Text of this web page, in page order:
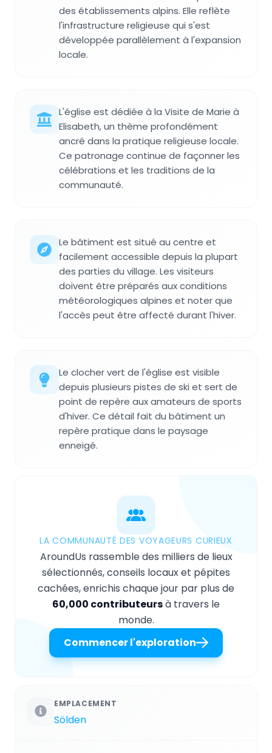
des établissements alpins. Elle reflète
l'infrastructure religieuse qui s'est
développée parallèlement à l'expansion
locale.
L'église est dédiée à la Visite de Marie à
Elisabeth, un thème profondément
ancré dans la pratique religieuse locale.
Ce patronage continue de façonner les
célébrations et les traditions de la
communauté.
Le bâtiment est situé au centre et
facilement accessible depuis la plupart
des parties du village. Les visiteurs
doivent être préparés aux conditions
météorologiques alpines et noter que
l'accès peut être affecté durant l'hiver.
Le clocher vert de l'église est visible
depuis plusieurs pistes de ski et sert de
point de repère aux amateurs de sports
d'hiver. Ce détail fait du bâtiment un
repère pratique dans le paysage
enneigé.
LA COMMUNAUTÉ DES VOYAGEURS CURIEUX
AroundUs rassemble des milliers de lieux
sélectionnés, conseils locaux et pépites
cachées, enrichis chaque jour par plus de
60,000 contributeursà travers le
monde.
Commencer l'exploration
EMPLACEMENT
Sölden